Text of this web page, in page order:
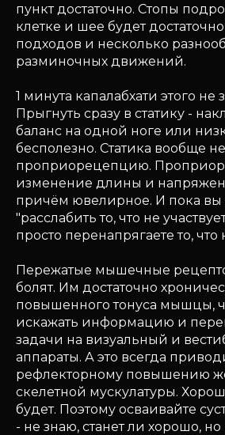
пункт достаточно. Стопы
клетке и шее будет достаточно
подходов и несколько
разминочных движений.
1 минута капалабхати этого не
Прыгнуть сразу в статику -
баланс на одной ноге или
бесполезно. Статика вообще
проприорецепцию.
изменение длины и
причём ювелирное. И пока вы
"расслабить то, что не
просто перенапрягаете то, что
Пережатые мышечные
болят. Им достаточно
повышенного тонуса мышцы,
искажать информацию и
задачи на визуальный и
аппараты. А это всегда
рефлекторному повышению
скелетной мускулатуры.
будет. Поэтому осваивайте
- не знаю, станет ли хорошо,